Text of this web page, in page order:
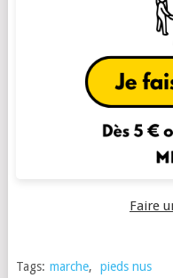
Faire
Tags: marche, pieds nus